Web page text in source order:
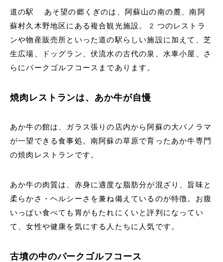
道の駅 あそ望の郷くぎのは、阿蘇山の南の麓、南阿
蘇村久木野地区にある複合観光施設。2つのレストラ
ンや物産販売所といった道の駅らしい施設に加えて、芝
生広場、ドッグラン、伏流水の古代の泉、水車小屋、さ
らにパークゴルフコースまであります。
焼肉レストランは、あか牛が自慢
あか牛の館は、ガラス張りの店内から阿蘇の大パノラマ
が一望できる食事処。南阿蘇の草原で育ったあか牛専門
の焼肉レストランです。
あか牛の肉質は、赤身に適度な脂肪分が混ざり、旨味と
柔らかさ・ヘルシーさを兼ね備えているのが特徴。お腹
いっぱい食べても胃がもたれにくいと評判になってい
て、女性や健康を気にする人たちに人気です。
古墳の中のパークゴルフコース